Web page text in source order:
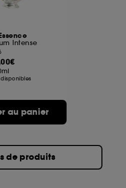
Intense
au panier
de produits